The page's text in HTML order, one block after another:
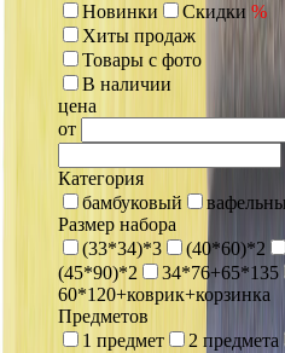
Новинки
Скидки %
Хиты продаж
Товары с фото
В наличии
цена
от
Категория
бамбуковый
Размер набора
(33*34)*3
(40*60)*2
(45*90)*2
34*76+65*135
60*120+коврик+корзинка
Предметов
1 предмет
2 предмета